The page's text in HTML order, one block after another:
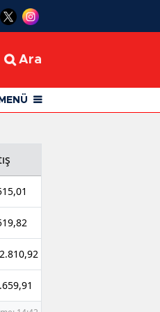
Ara
MENÜ